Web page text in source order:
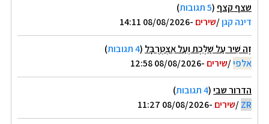
שצף קצף (5 תגובות
)
דינה קגן/שירים -08/08/2026 14:11
זֶה שִׁיר עַל שַׁלֶּכֶת וְעַל אִצְטְרֻבָּל (4 תגובות
)
אלפי/שירים -08/08/2026 12:58
הדרור שבי(4 תגובות
)
ZR
/שירים -08/08/2026 11:27